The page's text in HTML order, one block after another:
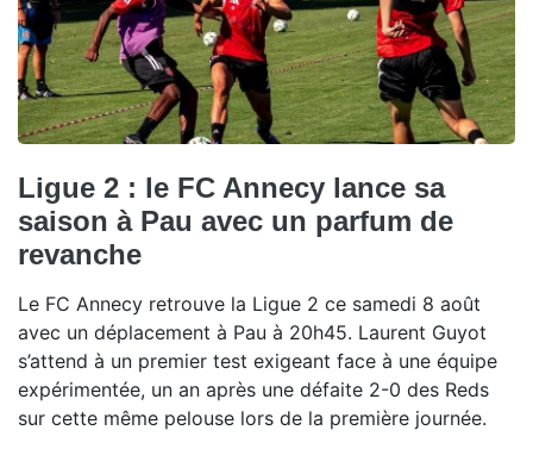
Ligue 2 : le FC Annecy lance sa
saison à Pau avec un parfum de
revanche
Le FC Annecy retrouve la Ligue 2 ce samedi 8 août
avec un déplacement à Pau à 20h45. Laurent Guyot
s’attend à un premier test exigeant face à une équipe
expérimentée, un an après une défaite 2-0 des Reds
sur cette même pelouse lors de la première journée.